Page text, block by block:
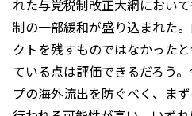
れた与党税制改正大網におい
制の一部緩和が盛り込まれた
クトを残すものではなかった
ている点は評価できるだろう
プの海外流出を防ぐべく、ま